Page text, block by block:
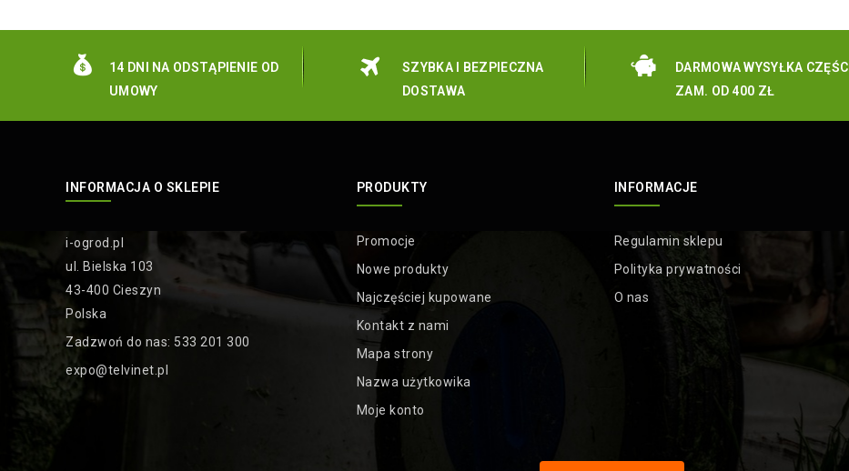
14 DNI NA ODSTĄPIENIE OD
UMOWY
SZYBKA I BEZPIECZNA
DOSTAWA
DARMOWA WYSYŁKA CZĘŚCI
ZAM. OD 400 ZŁ
INFORMACJA O SKLEPIE
i-ogrod.pl
ul. Bielska 103
43-400 Cieszyn
Polska
Zadzwoń do nas: 533 201 300
expo@telvinet.pl
PRODUKTY
Promocje
Nowe produkty
Najczęściej kupowane
Kontakt z nami
Mapa strony
Nazwa użytkowika
Moje konto
INFORMACJE
Regulamin sklepu
Polityka prywatności
O nas